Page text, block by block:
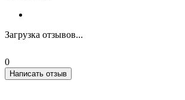
Загрузка отзывов...
0
Написать отзыв